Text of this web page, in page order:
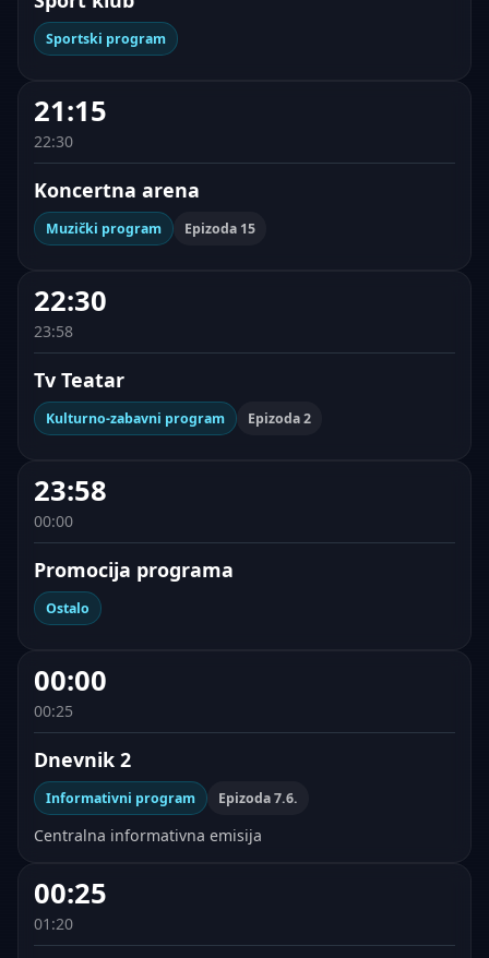
Sportski program
21:15
22:30
Koncertna arena
Muzički program Epizoda 15
22:30
23:58
Tv Teatar
Kulturno-zabavni program Epizoda 2
23:58
00:00
Promocija programa
Ostalo
00:00
00:25
Dnevnik 2
Informativni program Epizoda 7.6.
Centralna informativna emisija
00:25
01:20